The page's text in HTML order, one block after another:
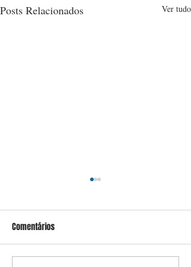
Posts Relacionados Ver tudo
Comentários